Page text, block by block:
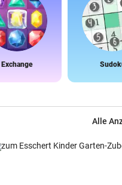
Exchange
Alle